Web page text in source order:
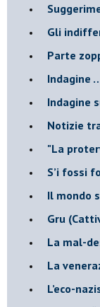
​Gli
Parte
​Indagine
Indagine
Notizie
"La
S’i fossi
​Il mondo
Gru
​La mal-
​La
​L’eco-